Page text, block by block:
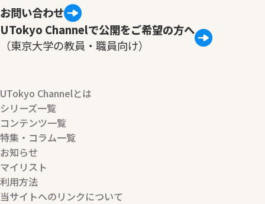
お問い合わせ
UTokyo Channelで公開をご希望の方へ
（東京大学の教員・職員向け）
UTokyo Channelとは
シリーズ一覧
コンテンツ一覧
特集・コラム一覧
お知らせ
マイリスト
利用方法
当サイトへのリンクについて